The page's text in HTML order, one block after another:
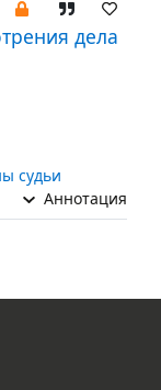
дела
судьи
Аннотация